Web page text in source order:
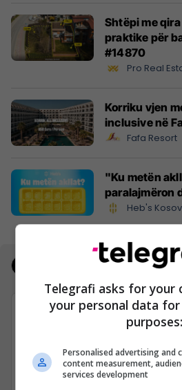
Shtëpi me
praktike për
#14870
Pro Real
Korriku vjen
inclusive në
Fafa Resort
"Ku metën
paralajmëron
Heb's
Real Estate
Viva Fresh Store
Arkatar/e
Telegrafi asks for your
your personal data
purposes:
Personalised advertising and
content measurement,
services development